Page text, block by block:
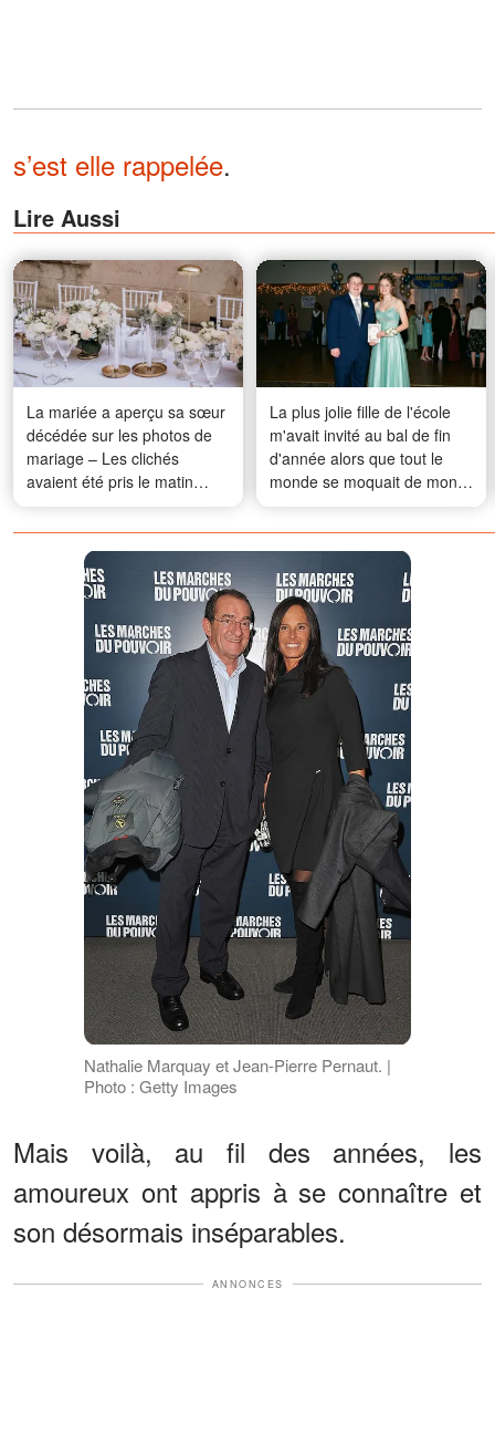
s’est elle rappelée.
Lire Aussi
La mariée a aperçu sa sœur
décédée sur les photos de
mariage – Les clichés
avaient été pris le matin
même
La plus jolie fille de l'école
m'avait invité au bal de fin
d'année alors que tout le
monde se moquait de mon
apparence – 20 ans plus
tard, elle ne m'a pas
reconnu, et ce que j'ai fait a
changé sa vie
Nathalie Marquay et Jean-Pierre Pernaut. |
Photo : Getty Images
Mais voilà, au fil des années, les
amoureux ont appris à se connaître et
son désormais inséparables.
ANNONCES